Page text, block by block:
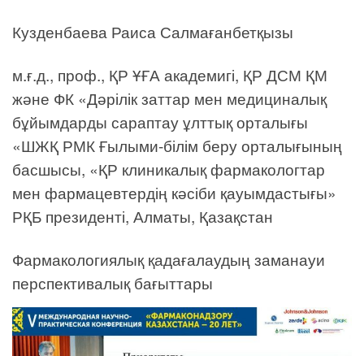
Кузденбаева Раиса Салмағанбетқызы
м.ғ.д., проф., ҚР ҰҒА академигі, ҚР ДСМ ҚМ
және ФК «Дәрілік заттар мен медициналық
бұйымдарды сараптау ұлттық орталығы
«ШЖҚ РМК Ғылыми-білім беру орталығының
басшысы, «ҚР клиникалық фармакологтар
мен фармацевтердің кәсіби қауымдастығы»
РҚБ президенті, Алматы, Қазақстан
Фармакологиялық қадағалаудың заманауи
перспективалық бағыттары